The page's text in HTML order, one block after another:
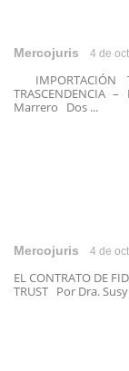
Mercojuris 4 de
IMPORTACIÓN
TRASCENDENCIA
Marrero Dos ...
Mercojuris 4 de
EL CONTRATO DE
TRUST Por Dra.